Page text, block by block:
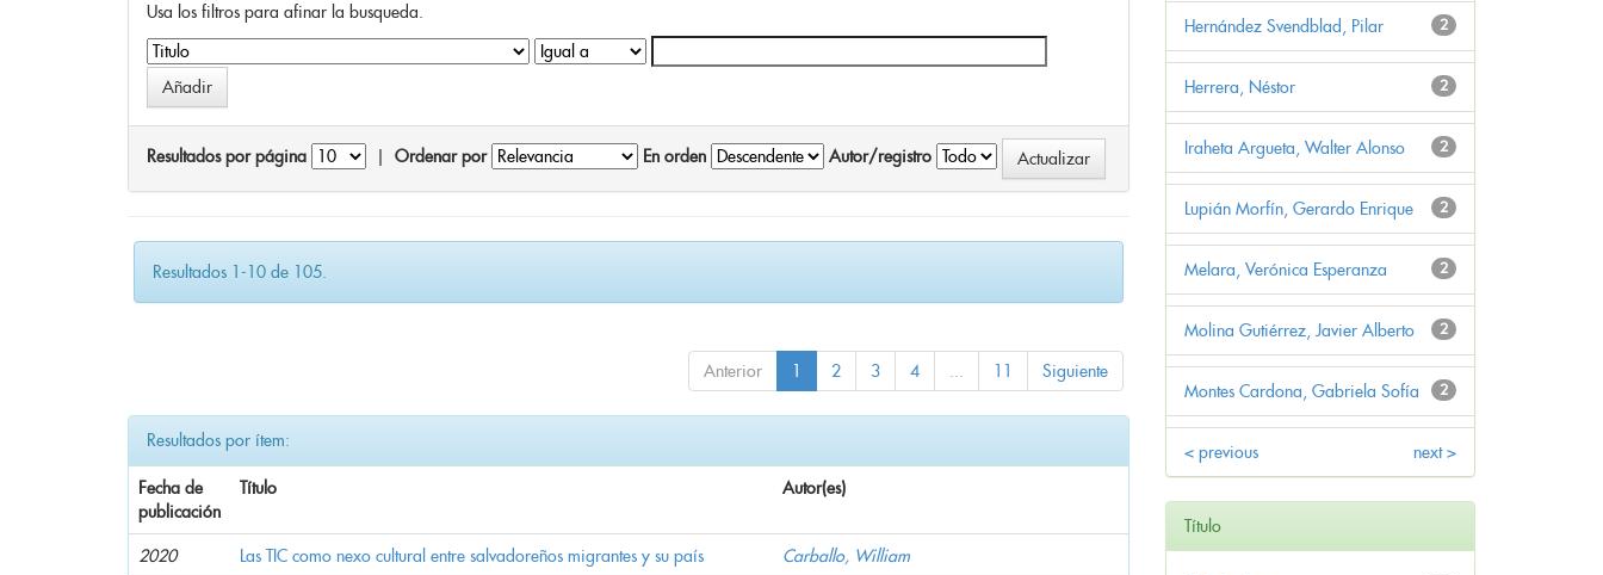
Usa los filtros para afinar la busqueda.
Resultados por página Ordenar por En orden Autor/registro
Resultados 1-10 de 105.
Anterior 1 2 3 4 ... 11 Siguiente
Resultados por ítem:
Fecha de
publicación
Título Autor(es)
2020 Las TIC como nexo cultural entre salvadoreños migrantes y su país Carballo, William
2
Hernández Svendblad, Pilar
2
Herrera, Néstor
2
Iraheta Argueta, Walter Alonso
2
Lupián Morfín, Gerardo Enrique
2
Melara, Verónica Esperanza
2
Molina Gutiérrez, Javier Alberto
2
Montes Cardona, Gabriela Sofía
< previous next >
Título